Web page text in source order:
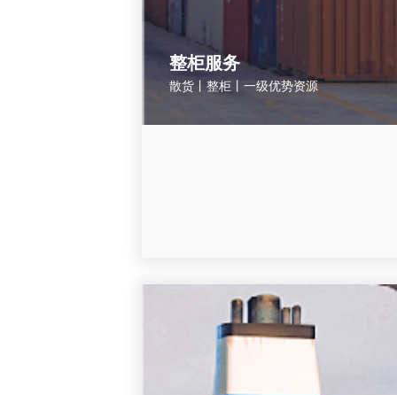
整柜服务
散货丨整柜丨一级优势资源